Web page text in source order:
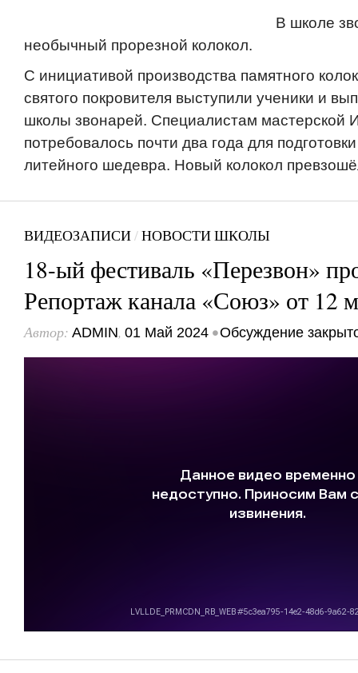
В школе
необычный прорезной колокол.
С инициативой производства памятного
святого покровителя выступили ученики и
школы звонарей. Специалистам мастерской
потребовалось почти два года для
литейного шедевра. Новый колокол
ВИДЕОЗАПИСИ/НОВОСТИ ШКОЛЫ
18-ый фестиваль «Перезвон»
Репортаж канала «Союз» от 12
Автор: ADMIN, 01 Май 2024 •Обсуждение